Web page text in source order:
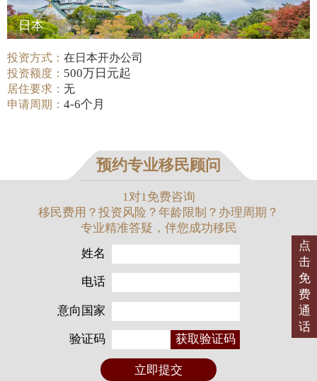
日本
投资方式：在日本开办公司
投资额度： 500万日元起
居住要求：无
申请周期：4-6个月
预约专业移民顾问
1对1免费咨询
移民费用？投资风险？年龄限制？办理周期？
专业精准答疑，伴您成功移民
姓名
电话
意向国家
验证码 获取验证码
立即提交
点
击
免
费
通
话